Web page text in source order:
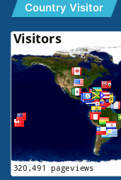
Country Visitor